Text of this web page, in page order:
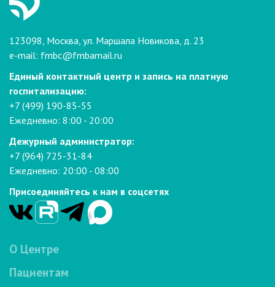
123098, Москва, ул. Маршала Новикова, д. 23
e-mail: fmbc@fmbamail.ru
Единый контактный центр и запись на платную
госпитализацию:
+7 (499) 190-85-55
Ежедневно: 8:00 - 20:00
Дежурный администратор:
+7 (964) 725-31-84
Ежедневно: 20:00 - 08:00
Присоединяйтесь к нам в соцсетях
О Центре
Пациентам